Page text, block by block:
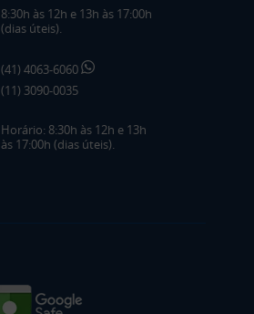
8:30h às 12h e 13h às 17:00h
(dias úteis).
(41) 4063-6060
(11) 3090-0035
Horário: 8:30h às 12h e 13h
às 17:00h (dias úteis).